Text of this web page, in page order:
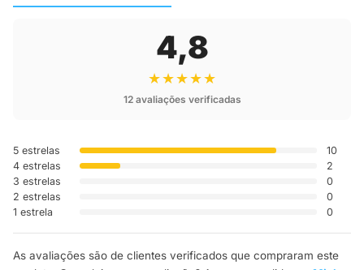
4,8
★★★★★
12 avaliações verificadas
5 estrelas
10
4 estrelas
2
3 estrelas
0
2 estrelas
0
1 estrela
0
As avaliações são de clientes verificados que compraram este